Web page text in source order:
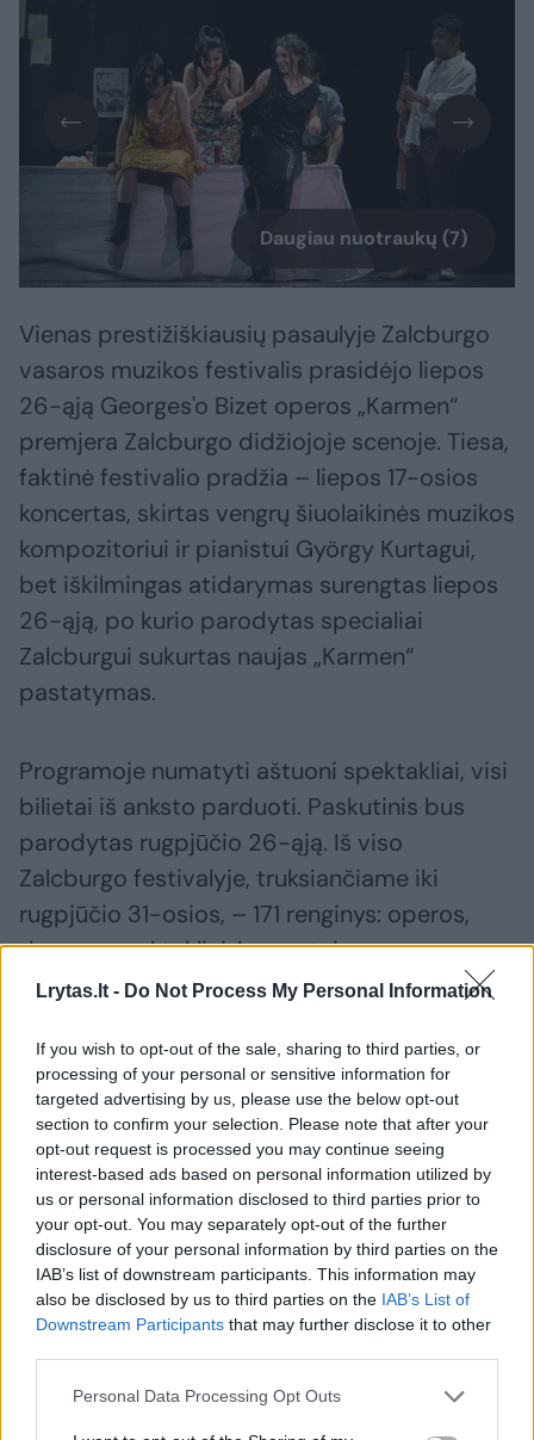
Lrytas.lt - Do Not Process My Personal Information
If you wish to opt-out of the sale, sharing to third parties, or
processing of your personal or sensitive information for
targeted advertising by us, please use the below opt-out
section to confirm your selection. Please note that after your
opt-out request is processed you may continue seeing
interest-based ads based on personal information utilized by
us or personal information disclosed to third parties prior to
your opt-out. You may separately opt-out of the further
disclosure of your personal information by third parties on the
IAB’s list of downstream participants. This information may
also be disclosed by us to third parties on the IAB’s List of
Downstream Participants that may further disclose it to other
Personal Data Processing Opt Outs
Daugiau nuotraukų (7)
Vienas prestižiškiausių pasaulyje Zalcburgo
vasaros muzikos festivalis prasidėjo liepos
26-ąją Georges'o Bizet operos „Karmen“
premjera Zalcburgo didžiojoje scenoje. Tiesa,
faktinė festivalio pradžia – liepos 17-osios
koncertas, skirtas vengrų šiuolaikinės muzikos
kompozitoriui ir pianistui György Kurtagui,
bet iškilmingas atidarymas surengtas liepos
26-ąją, po kurio parodytas specialiai
Zalcburgui sukurtas naujas „Karmen“
pastatymas.
Programoje numatyti aštuoni spektakliai, visi
bilietai iš anksto parduoti. Paskutinis bus
parodytas rugpjūčio 26-ąją. Iš viso
Zalcburgo festivalyje, truksiančiame iki
rugpjūčio 31-osios, – 171 renginys: operos,
dramos spektakliai, koncertai.
Kultūros kalendoriuje nedaug atidarymo
vakarų gali prilygti Zalcburgo festivaliui.
Gerokai prieš orkestro melodijas „Grosses
Festspielhaus“ tampa kito pasirodymo
scena: politikai, pramonės magnatai, operos
karaliai, kino žvaigždės, dieninių spektaklių
dievaičiai ir televizijos asmenybės žengia
raudonuoju kilimu, blykčiojant fotoaparatų
blykstėms ir minioms būriuojantis už užtvarų.
Pirmasis festivalio reginys – tai atvykimas,